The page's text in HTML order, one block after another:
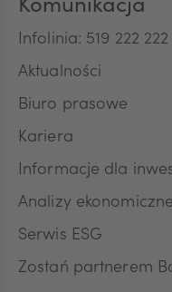
Komunikacja
Infolinia: 519 222 222
Aktualności
Biuro prasowe
Kariera
Informacje dla
Analizy ekonomiczne
Serwis ESG
Zostań partnerem